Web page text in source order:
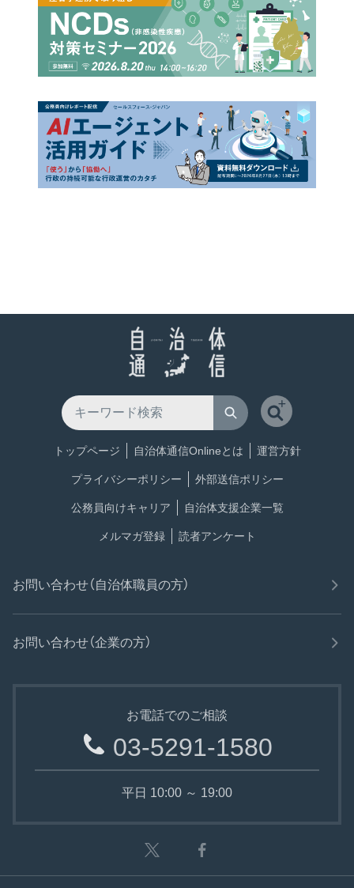
トップページ 自治体通信Onlineとは 運営方針
プライバシーポリシー 外部送信ポリシー
公務員向けキャリア 自治体支援企業一覧
メルマガ登録 読者アンケート
お問い合わせ（自治体職員の方）
お問い合わせ（企業の方）
お電話でのご相談
03-5291-1580
平日 10:00 ～ 19:00